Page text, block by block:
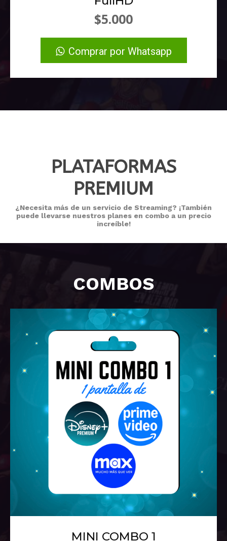
$5.000
Comprar por Whatsapp
PLATAFORMAS
PREMIUM
¿Necesita más de un servicio de Streaming? ¡También
puede llevarse nuestros planes en combo a un precio
increíble!
COMBOS
MINI COMBO 1